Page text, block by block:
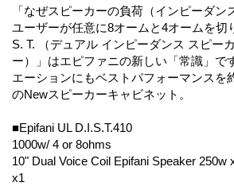
「なぜスピーカーの負荷（インピーダン
ユーザーが任意に8オームと4オームを切
S. T. （デュアル インピーダンス スピー
ー）」はエピファニの新しい「常識」
エーションにもベストパフォーマンスを
のNewスピーカーキャビネット。
■Epifani UL D.I.S.T.410
1000w/ 4 or 8ohms
10" Dual Voice Coil Epifani Speaker 250w
x1